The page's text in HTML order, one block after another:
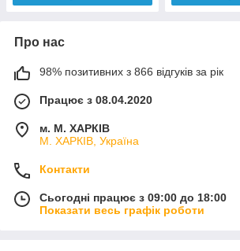
Про нас
98% позитивних з 866 відгуків за рік
Працює з 08.04.2020
м. М. ХАРКІВ
М. ХАРКІВ, Україна
Контакти
Сьогодні працює з 09:00 до 18:00
Показати весь графік роботи